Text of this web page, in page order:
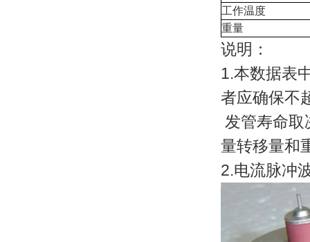
工作温度
重量
说明：
1.本数据表
者应确保不
发管寿命取
量转移量和
2.电流脉冲